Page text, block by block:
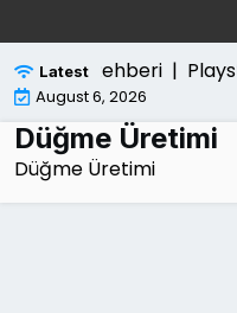
to
content
LatestRehberi |
August 6, 2026
Düğme Üretimi
Düğme Üretimi